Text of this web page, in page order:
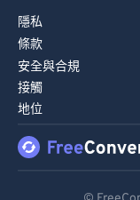
隱私
條款
安全與合規
接觸
地位